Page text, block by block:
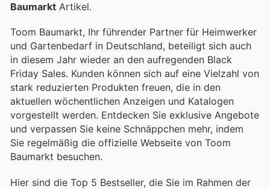
Baumarkt Artikel.
Toom Baumarkt, Ihr führender Partner für Heimwerker
und Gartenbedarf in Deutschland, beteiligt sich auch
in diesem Jahr wieder an den aufregenden Black
Friday Sales. Kunden können sich auf eine Vielzahl von
stark reduzierten Produkten freuen, die in den
aktuellen wöchentlichen Anzeigen und Katalogen
vorgestellt werden. Entdecken Sie exklusive Angebote
und verpassen Sie keine Schnäppchen mehr, indem
Sie regelmäßig die offizielle Webseite von Toom
Baumarkt besuchen.
Hier sind die Top 5 Bestseller, die Sie im Rahmen der